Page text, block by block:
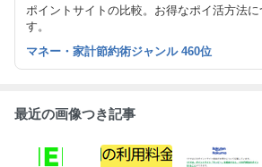
ポイントサイトの比較。お得なポイ活方法
す。
マネー・家計節約術ジャンル 460位
最近の画像つき記事